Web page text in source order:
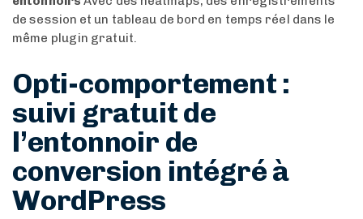
de session et un tableau de bord en temps réel dans le
même plugin gratuit.
Opti-comportement :
suivi gratuit de
l’entonnoir de
conversion intégré à
WordPress